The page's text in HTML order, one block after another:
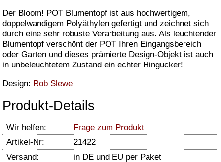
Der Bloom! POT Blumentopf ist aus hochwertigem,
doppelwandigem Polyäthylen gefertigt und zeichnet sich
durch eine sehr robuste Verarbeitung aus. Als leuchtender
Blumentopf verschönt der POT Ihren Eingangsbereich
oder Garten und dieses prämierte Design-Objekt ist auch
in unbeleuchtetem Zustand ein echter Hingucker!
Design: Rob Slewe
Produkt-Details
Wir helfen:
Frage zum Produkt
Artikel-Nr:
21422
Versand:
in DE und EU per Paket